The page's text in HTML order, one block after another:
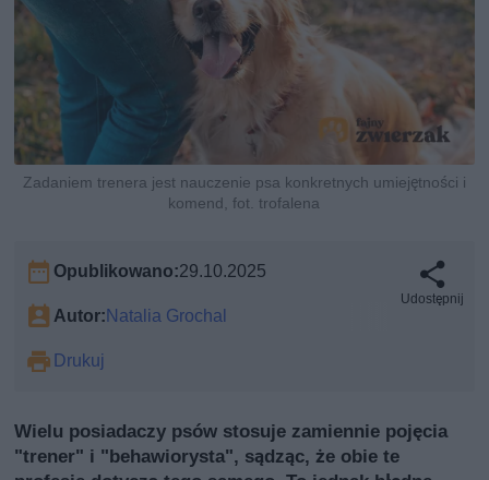
Zadaniem trenera jest nauczenie psa konkretnych umiejętności i
komend, fot. trofalena
Opublikowano:29.10.2025
Autor:Natalia Grochal
Drukuj
Udostępnij
Wielu posiadaczy psów stosuje zamiennie pojęcia
"trener" i "behawiorysta", sądząc, że obie te